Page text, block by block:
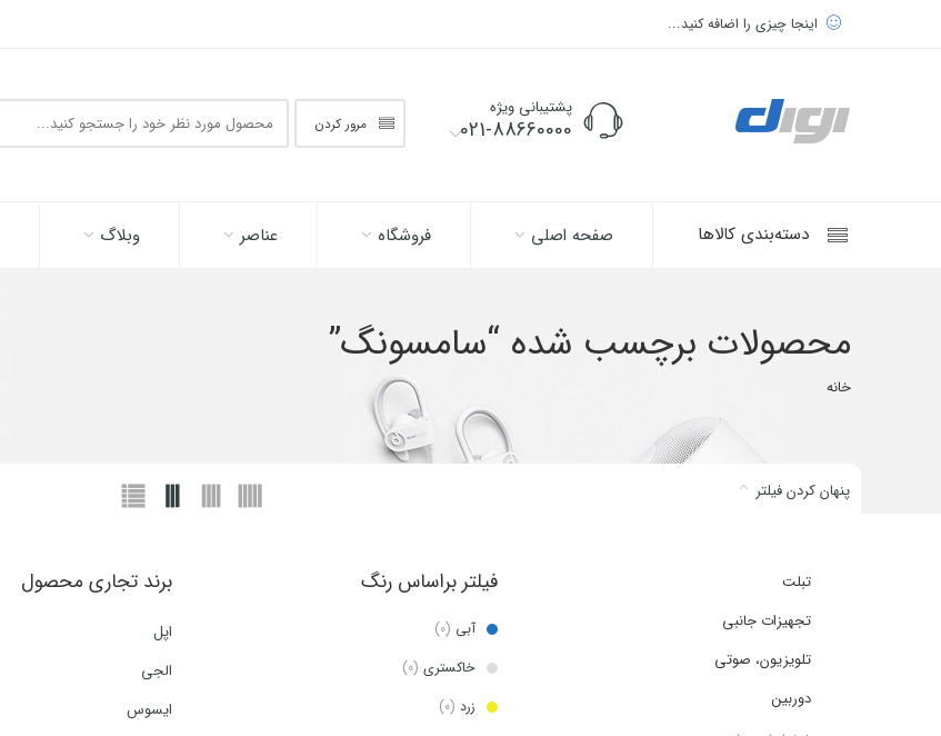
اینجا چیزی را اضافه کنید...
پشتیبانی ویژه
021-88660000 مرور کردن
جستجو
اینجا
دسته‌بندی کالاها صفحه اصلی فروشگاه عناصر وبلاگ
محصولات برچسب شده “سامسونگ”
خانه
پنهان کردن فیلتر
تبلت
تجهیزات جانبی
تلویزیون، صوتی
دوربین
فیلتر براساس رنگ
آبی (0)
خاکستری (0)
زرد (0)
برند تجاری محصول
اپل
الجی
ایسوس